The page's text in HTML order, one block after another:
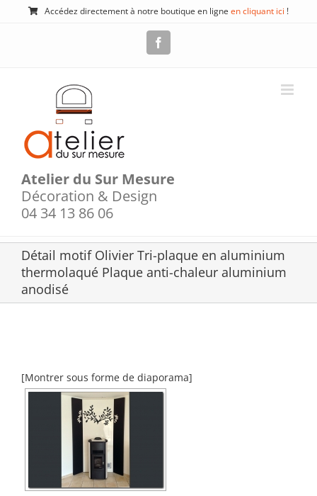
Passer
Accédez directement à notre boutique en ligne en cliquant ici !
Atelier du Sur Mesure
Décoration & Design
04 34 13 86 06
Détail motif Olivier Tri-plaque en aluminium
thermolaqué Plaque anti-chaleur aluminium
anodisé
[Montrer sous forme de diaporama]